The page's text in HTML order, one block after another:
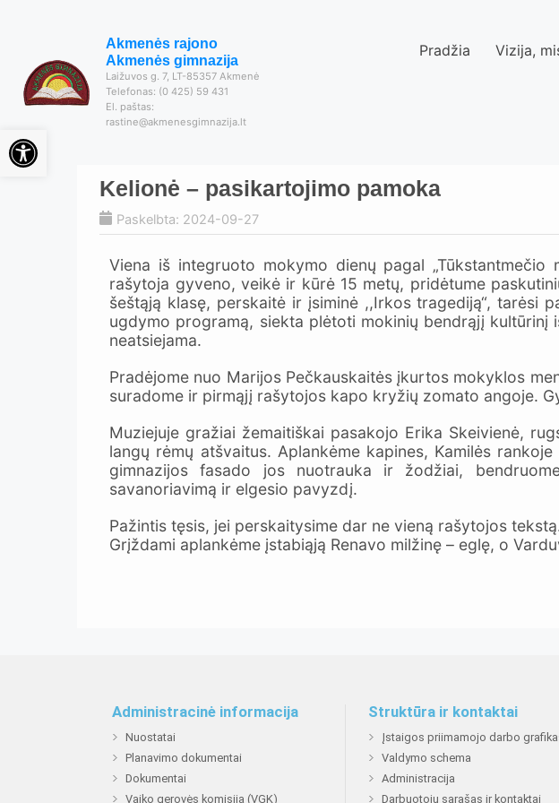
Akmenės rajono
Akmenės gimnazija
Laižuvos g. 7, LT-85357 Akmenė
Telefonas: (0 425) 59 431
El. paštas:
rastine@akmenesgimnazija.lt
Pradžia Vizija,
Kelionė – pasikartojimo pamoka
Paskelbta: 2024-09-27
Viena iš integruoto mokymo dienų pagal
rašytoja gyveno, veikė ir kūrė 15 metų, pridėtume
šeštąją klasę, perskaitė ir įsiminė ,,Irkos tragediją“, tarėsi
ugdymo programą, siekta plėtoti mokinių bendrąjį
neatsiejama.
Pradėjome nuo Marijos Pečkauskaitės įkurtos mokyklos
suradome ir pirmąjį rašytojos kapo kryžių zomato angoje.
Muziejuje gražiai žemaitiškai pasakojo Erika Skeivienė,
langų rėmų atšvaitus. Aplankėme kapines, Kamilės
gimnazijos fasado jos nuotrauka ir žodžiai,
savanoriavimą ir elgesio pavyzdį.
Pažintis tęsis, jei perskaitysime dar ne vieną rašytojos
Grįždami aplankėme įstabiąją Renavo milžinę – eglę, o
Administracinė informacija
Nuostatai
Planavimo dokumentai
Dokumentai
Vaiko gerovės komisija (VGK)
Struktūra ir kontaktai
Įstaigos priimamojo darbo
Valdymo schema
Administracija
Darbuotojų sąrašas ir kontaktai
Open toolbar